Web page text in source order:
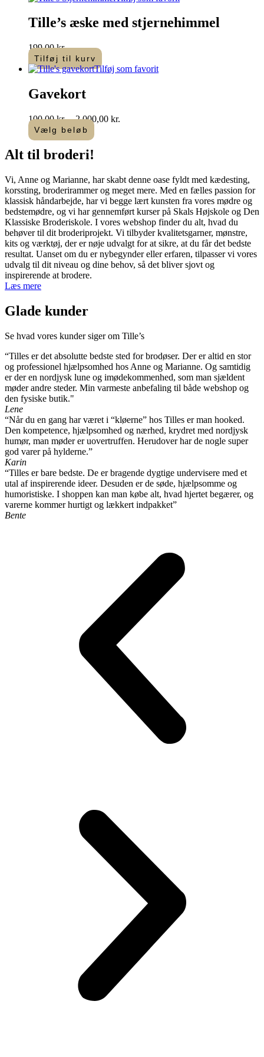
Tille’s æske med stjernehimmel
199,00kr.
Tilføj til kurv
Tilføj som favorit
Gavekort
100,00kr. – 2.000,00 kr.
Vælg beløb
Dette
vare
har
varianter.
Mulighederne
kan
vælges
på
varesiden
Alt til broderi!​
Vi, Anne og Marianne, har skabt denne oase fyldt med kædesting,
korssting, broderirammer og meget mere. Med en fælles passion for
klassisk håndarbejde, har vi begge lært kunsten fra vores mødre og
bedstemødre, og vi har gennemført kurser på Skals Højskole og Den
Klassiske Broderiskole. I vores webshop finder du alt, hvad du
behøver til dit broderiprojekt. Vi tilbyder kvalitetsgarner, mønstre,
kits og værktøj, der er nøje udvalgt for at sikre, at du får det bedste
resultat. Uanset om du er nybegynder eller erfaren, tilpasser vi vores
udvalg til dit niveau og dine behov, så det bliver sjovt og
inspirerende at brodere.
Læs mere
Glade kunder
Se hvad vores kunder siger om Tille’s
“Tilles er det absolutte bedste sted for brodøser. Der er altid en stor
og professionel hjælpsomhed hos Anne og Marianne. Og samtidig
er der en nordjysk lune og imødekommenhed, som man sjældent
møder andre steder. Min varmeste anbefaling til både webshop og
den fysiske butik."
Lene
“Når du en gang har været i “kløerne” hos Tilles er man hooked.
Den kompetence, hjælpsomhed og nærhed, krydret med nordjysk
humør, man møder er uovertruffen. Herudover har de nogle super
god varer på hylderne.”
Karin
“Tilles er bare bedste. De er bragende dygtige undervisere med et
utal af inspirerende ideer. Desuden er de søde, hjælpsomme og
humoristiske. I shoppen kan man købe alt, hvad hjertet begærer, og
varerne kommer hurtigt og lækkert indpakket”
Bente